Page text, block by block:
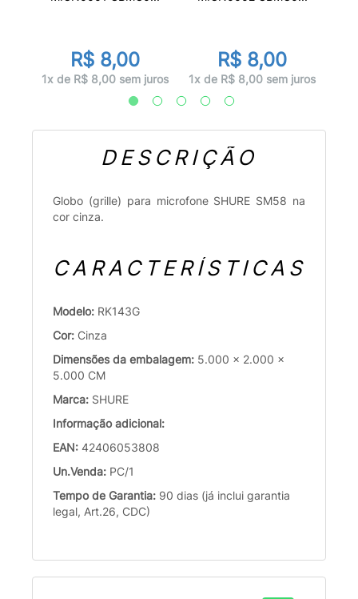
R$ 8,00
1x de R$ 8,00 sem juros
R$ 8,00
1x de R$ 8,00 sem juros
DESCRIÇÃO
Globo (grille) para microfone SHURE SM58 na
cor cinza.
CARACTERÍSTICAS
Modelo: RK143G
Cor: Cinza
Dimensões da embalagem: 5.000 x 2.000 x
5.000 CM
Marca: SHURE
Informação adicional:
EAN: 42406053808
Un.Venda: PC/1
Tempo de Garantia: 90 dias (já inclui garantia
legal, Art.26, CDC)